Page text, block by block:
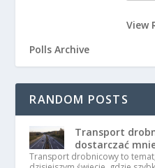
View
Polls Archive
RANDOM POSTS
Transport
dostarczać
Transport drobnicowy to